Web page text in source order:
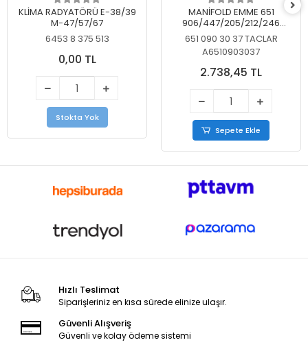
KLİMA RADYATÖRÜ E-38/39
M-47/57/67
6453 8 375 513
0,00 TL
Stokta Yok
MANİFOLD EMME 651
906/447/205/212/246
KELEBEKSİZ
651 090 30 37 TACLAR
A6510903037
2.738,45 TL
Sepete Ekle
Hızlı Teslimat
Siparişleriniz en kısa sürede elinize ulaşır.
Güvenli Alışveriş
Güvenli ve kolay ödeme sistemi